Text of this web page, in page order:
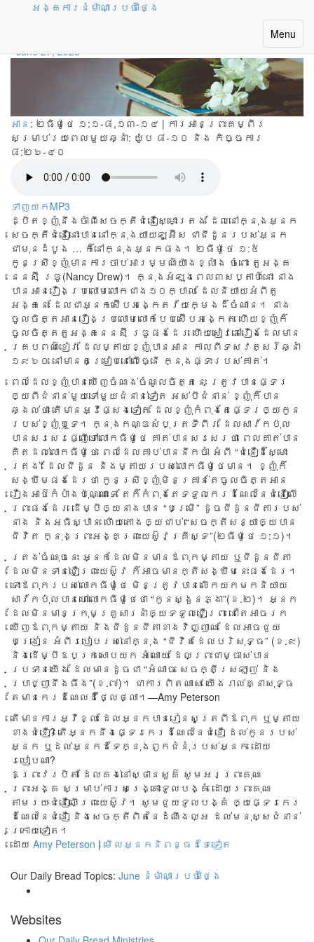
អង្គការនំម៉ាណាប្រចាំថ្ងៃ
Toggle
Menu
June 27, 2026
អាន : ២ធីម៉ូថេ ១:១-៨,១៣-១៤ | ការអានព្រះគម្ពីរ
សម្រាប់រយៈពេលមួយឆ្នាំ: យ៉ូប ៨-១០ និង កិច្ចការ
៨:២៦-៤០
ទាញយកMP3
ដ្បិតខ្ញុំនឹងចាំពីសេចក្តីជំនឿស្មោះត្រង់ ដែលនៅក្នុងអ្នក
សេចក្តីជំនឿនោះបាននៅក្នុងយាយឡូអ៊ីស ជាជីដូនរបស់អ្នក
ជាមុនដំបូង … ក៏នៅក្នុងអ្នកផង។ ២ធីម៉ូថេ ១:៥
កូន​ស្រី​ខ្ញុំ​មាន​ការ​ចាប់​អារម្មណ៍​យ៉ាង​ខ្លាំង ចំពោះ តួអង្គ
នេនស៊ី ឌ្រូ(Nancy Drew)។ ក្នុង​អំឡុង​ពេល​៣​សប្តាហ៍​នោះ នាង​
បាន​អាន​រឿង​ប្រលោម​លោក​ជាង​១០​ក្បាល ដែល​និយាយ​អំពី​តួ​
អង្គ​នេះ ដែល​ជា​អ្នក​ស៊ើប​អង្កេត​វ័យ​ក្មេង​ដ៏​ចំណាន។​ នាង
ចូល​ចិត្ត​អាន​រឿង​ប្រលោម​លោក​បែប​ស៊ើប​អង្កេត ហើយ​ខ្ញុំ​ក៏​
ចូល​ចិត្ត​តួ​អង្គ​នេនស៊ី ឌ្រូ​ផង​ដែរ ហើយ​សៀវភៅ​រឿង​ដែលមាន​
គ្រប​ពណ៌​ខៀវ ដែល​ម្តាយ​ខ្ញុំ​បាន​អាន កាល​ពី​ទសវត្សរ៍​ឆ្នាំ​
១៩៦០ នៅ​មាន​តម្រៀប​នៅ​លើ​ធ្នើ ក្នុង​ផ្ទះ​របស់​គាត់។
ពេល​ដែល​ខ្ញុំ​បាន​ឃើញ​ចំណង់​ចំណូល​ចិត្ត​នេះ ត្រូវ​បាន​ផ្ទេរ​
ឲ្យ​ពី​ជំនាន់​មួយ​ទៅ​មួយ​ជំនាន់​ទៀត អស់​បី​ជំនាន់ ខ្ញុំ​ក៏​បាន​
ឆ្ងល់​ថា តើ​មាន​អ្វី​ផ្សេង​ទៀត ដែល​ខ្ញុំ​កំពុង​តែ​ផ្ទេរ​ឲ្យ​កូន​
របស់​ខ្ញុំឬ​​ទេ។ ក្នុង​កណ្ឌ​សំបុត្រ​ទីពីរ ដែល​សាវ័ក​ប៉ុល​
បាន​សរសេរផ្ញើ​ទៅ​លោក​ធីម៉ូថេ គាត់​បាន​សរសេរ​ថា ពេល​គាត់​បាន​
គិត​ដល់​លោក​ធីម៉ូថេ ពេល​ដែល​គាប់​បាន​នឹក​ចាំ អំពី “ជំនឿ​ដ៏ស្មោះ​
ត្រង់” ដែល​ជី​ដូន និង​ម្តាយ​របស់​លោក​ធីម៉ូថេ​មាន។ ខ្ញុំ​ក៏​
សង្ឃឹម​ផង​ដែរ​ថា កូន​ស្រី​ខ្ញុំ​មិន​គ្រាន់​តែ​ចូល​ចិត្ត​អាន​
រឿងអាថ៌​កំបាំង​ប៉ុណ្ណោះ​ទេ តែ​ក៏​កំពុង​តែ​ទទួល​កេរ​ដំណែល​នៃ​ជំនឿ​លើ​
ព្រះ​ផង​ដែរ ដើម្បី​ឲ្យ​នាង​បាន “បម្រើ” ដូច​ជីដូន​ជីតា​របស់​
នាង និង​អធិស្ឋាន ហើយ​តោង​ឲ្យ​ជាប់ “សេចក្តី​សន្យា​ឲ្យ​បាន​
ជីវិត ក្នុង​ព្រះ​អង្គ​ព្រះ​យេស៊ូវ​គ្រីស្ទ”(២ធីម៉ូថេ ១:១)។
ត្រង់​ចំណុច​នេះ អ្នក​ដែល​មិន​មាន​ឪពុក​ម្តាយ ឬ​ជី​ដូន​ជីតា
ដែល​មិន​ទាន់​ជឿ​ព្រះ​យេស៊ូវ ក៏​អាច​មាន​ក្តី​សង្ឃឹម​នេះ​ផង​ដែរ។​
ទោះ​ឪពុក​របស់​លោក​ធីម៉ូថេ មិន​ត្រូវ​បាន​លើក​យក​មក​និយាយ
សាវ័ក​ប៉ុល​បាន​ហៅ​លោក​ធីម៉ូថេ​ថា “កូន​ស្ងួន​ភ្ងា”(ខ.២)។ អ្នក​
ដែល​មិន​មាន​ក្រុម​គ្រួសារ​នាំ​ឲ្យ​ទទួល​ជឿ​ព្រះ នៅ​តែ​អាច​រក​
ឃើញ​ឪពុក​ម្តាយ និង​ជីដូន​ជីតា​ខាង​វិញ្ញាណ ដែល​អាចជួយ​
បង្រៀន​ អំពី​របៀប​រស់​នៅ​ក្នុង “ជីវិត​ដែល​បរិសុទ្ធ” (ខ.៩)
និង​ដើម្បី​ឱប​ក្រសោប​យក អំណោយ ដែល​ព្រះ​ជាម្ចាស់បាន​
ប្រទាន​យើង ដែល​មាន​ដូច​ជា “អំណាច សេចក្តី​ស្រឡាញ់ និង​
ប្រាជ្ញា​នឹង​ធឹង”(ខ.៧)។ ជា​ការ​ពិត​ណាស់ យើង​រាល់​គ្នាសុទ្ធ​
តែ​មាន​កេរ​ដំណែល​ដ៏​ថ្លៃ​ថ្លា។​—Amy Peterson
តើមានការអ្វីខ្លះ ដែលអ្នកបានរៀនសូត្រពីឪពុក ឬម្តាយ
ខាងជំនឿ? តើអ្នកនឹងផ្ទេរកេរដំណែលនៃជំនឿ ដល់កូនរបស់
អ្នក ឬដល់អ្នកដទៃក្នុងពួកជំនុំរបស់អ្នក ដោយ
របៀបណា?
ឱព្រះវរបិតា ដែលគង់នៅស្ថានសួគ៌ សូមអរព្រះគុណ
ព្រះអង្គ សម្រាប់ការសង្រ្គោះទូលបង្គំ ដោយព្រះគុណ
តាមរយៈជំនឿលើព្រះយេស៊ូវ។ សូមជួយទូលបង្គំ ឲ្យផ្ទេរកេរ
ដំណែលនៃជំនឿ និងសេចក្តីពិតនៃដំណឹងល្អ ដល់មនុស្សជំនាន់
ក្រោយទៀត។
ដោយ Amy Peterson | មើលអ្នកនិពន្ធដទៃទៀត
Our Daily Bread Topics: June នំម៉ាណាប្រចាំថ្ងៃ
Websites